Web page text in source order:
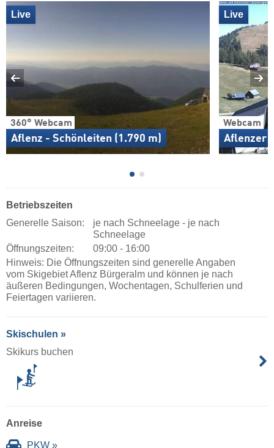
360° Webcam
Aflenz - Schönleiten (1.790 m)
Live
Webcam
Aflenzer
Live
Betriebszeiten
Generelle Saison:
je nach Schneelage - je nach
Schneelage
Öffnungszeiten:
09:00 - 16:00
Hinweis: Die Öffnungszeiten sind generelle Angaben
vom Skigebiet Aflenz Bürgeralm und können je nach
äußeren Bedingungen, Wochentagen, Schulferien und
Feiertagen variieren.
Skischulen »
Skikurs buchen
Anreise
PKW »